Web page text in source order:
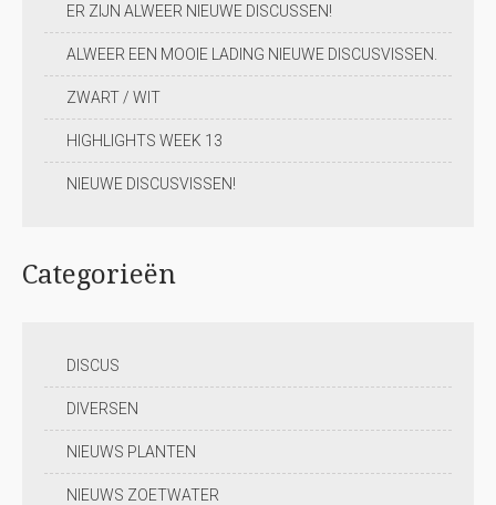
ER ZIJN ALWEER NIEUWE DISCUSSEN!
ALWEER EEN MOOIE LADING NIEUWE DISCUSVISSEN.
ZWART / WIT
HIGHLIGHTS WEEK 13
NIEUWE DISCUSVISSEN!
Categorieën
DISCUS
DIVERSEN
NIEUWS PLANTEN
NIEUWS ZOETWATER